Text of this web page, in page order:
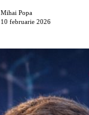
Mihai Popa
10 februarie 2026